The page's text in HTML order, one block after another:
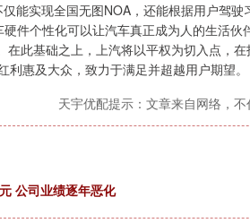
能实现全国无图NOA，还能根据用户驾驶
件个性化可以让汽车真正成为人的生活伙
此基础之上，上汽将以平权为切入点，
利惠及大众，致力于满足并超越用户期望。
天宇优配提示：文章来自网络，不
公司业绩逐年恶化